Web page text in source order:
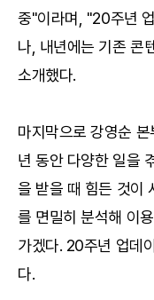
중"이라며, "20주년
나, 내년에는 기존 콘
소개했다.
마지막으로 강영순
년 동안 다양한 일을
을 받을 때 힘든 것이
를 면밀히 분석해 이
가겠다. 20주년 업데
다.